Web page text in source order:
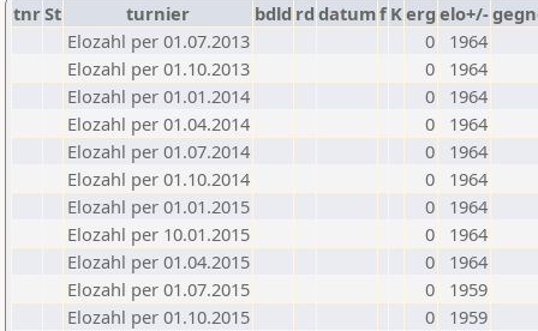
tnrSt turnier bdld rd datumf Kerg elo+/-
Elozahl per 01.07.2013
0
1964
Elozahl per 01.10.2013
0
1964
Elozahl per 01.01.2014
0
1964
Elozahl per 01.04.2014
0
1964
Elozahl per 01.07.2014
0
1964
Elozahl per 01.10.2014
0
1964
Elozahl per 01.01.2015
0
1964
Elozahl per 10.01.2015
0
1964
Elozahl per 01.04.2015
0
1964
Elozahl per 01.07.2015
0
1959
Elozahl per 01.10.2015
0
1959